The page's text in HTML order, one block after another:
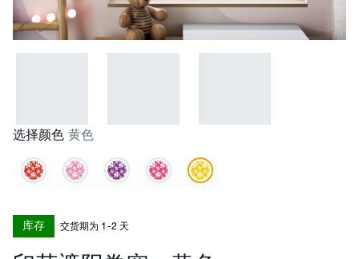
选择颜色 黄色
库存 交货期为 1-2 天